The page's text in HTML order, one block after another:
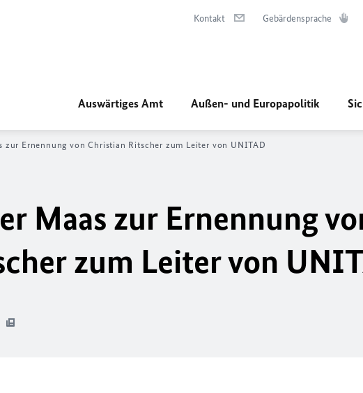
Kontakt Gebärdensprache
Auswärtiges Amt Außen- und Europapolitik
zur Ernennung von Christian Ritscher zum Leiter von UNITAD
Maas zur Ernennung
zum Leiter von